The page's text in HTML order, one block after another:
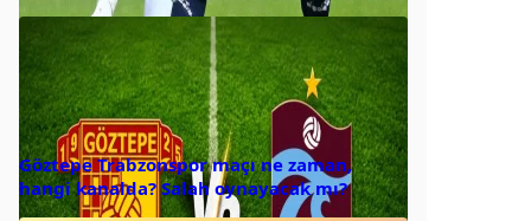
Göztepe Trabzonspor maçı ne zaman,
hangi kanalda? Salah oynayacak mı?